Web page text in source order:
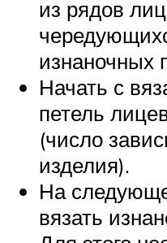
из рядов
изнаночных
Начать с
петель
(число
изделия).
На
вязать